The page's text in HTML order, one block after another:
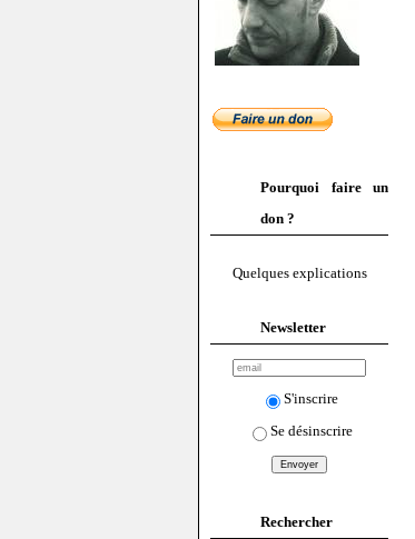
Pourquoi faire un
don ?
Quelques explications
Newsletter
S'inscrire
Se désinscrire
Rechercher